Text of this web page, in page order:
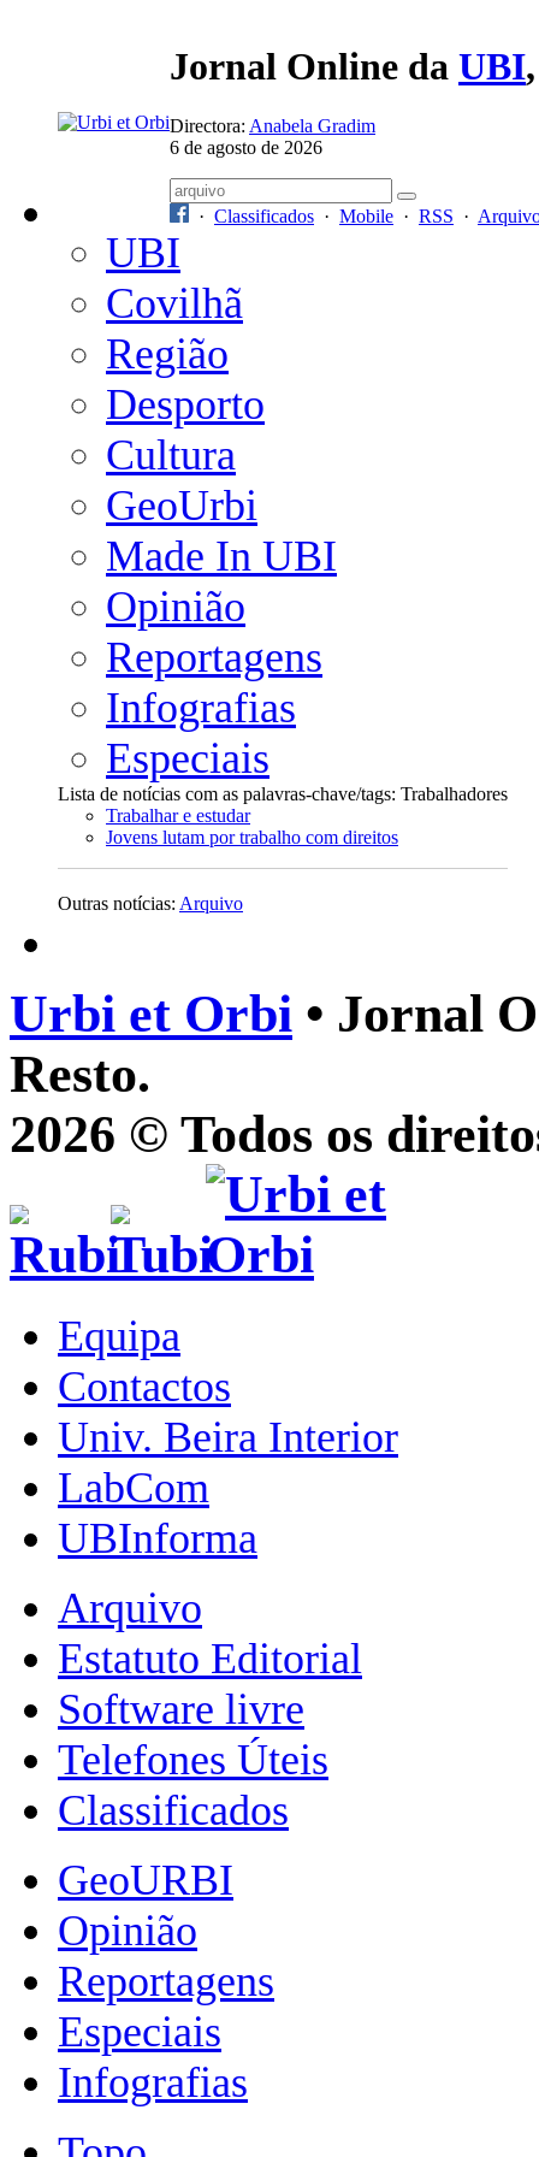
Jornal Online da UBI
Directora: Anabela Gradim
6 de agosto de 2026
· Classificados · Mobile · RSS ·
UBI
Covilhã
Região
Desporto
Cultura
GeoUrbi
Made In UBI
Opinião
Reportagens
Infografias
Especiais
Lista de notícias com as palavras-chave/tags: Trabalhadores
Trabalhar e estudar
Jovens lutam por trabalho com direitos
Outras notícias: Arquivo
Urbi et Orbi • Jornal
Resto.
2026 © Todos os
Equipa
Contactos
Univ. Beira Interior
LabCom
UBInforma
Arquivo
Estatuto Editorial
Software livre
Telefones Úteis
Classificados
GeoURBI
Opinião
Reportagens
Especiais
Infografias